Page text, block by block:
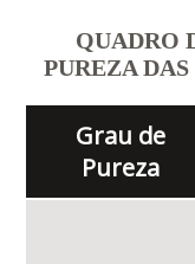
QUADRO
PUREZA
Grau de
Pureza